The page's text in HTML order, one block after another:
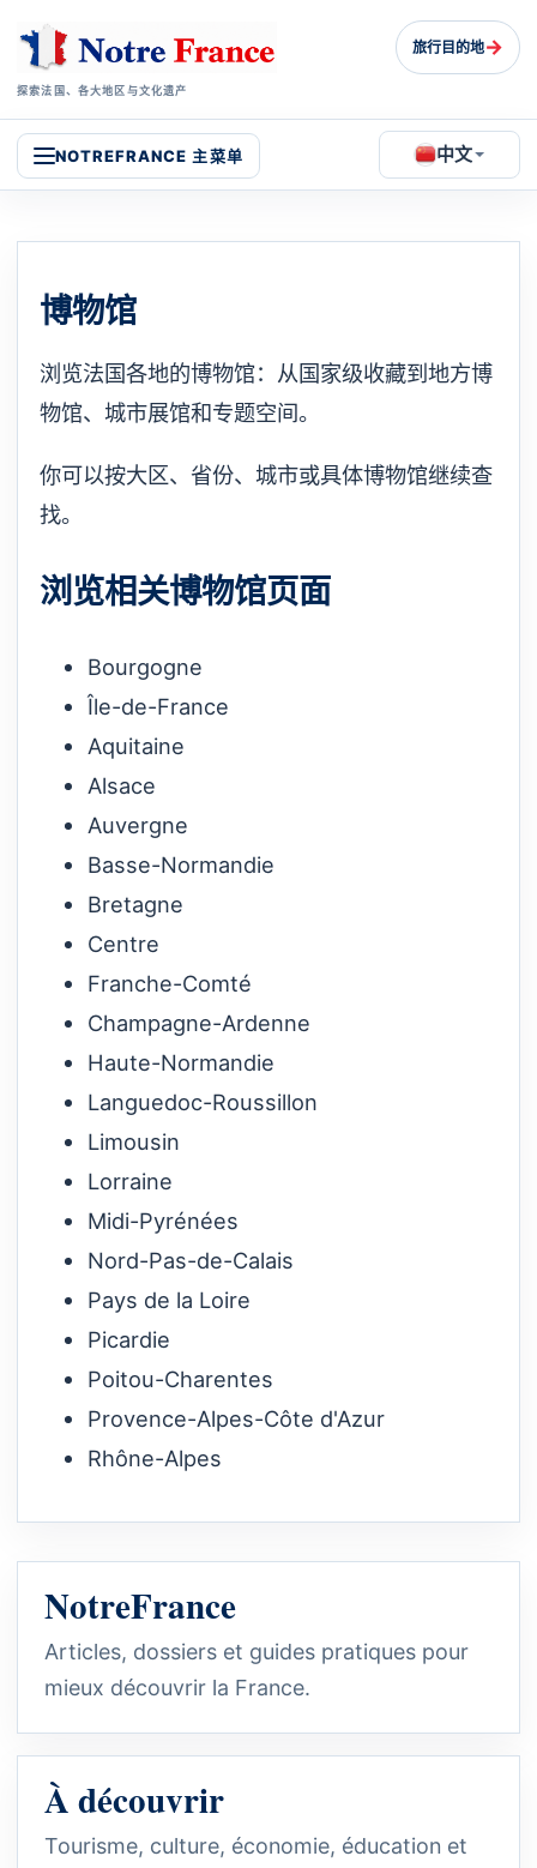
探索法国、各大地区与文化遗产
旅行目的地→
NOTREFRANCE 主菜单 中文
博物馆
浏览法国各地的博物馆：从国家级收藏到地方博
物馆、城市展馆和专题空间。
你可以按大区、省份、城市或具体博物馆继续查
找。
浏览相关博物馆页面
Bourgogne
Île-de-France
Aquitaine
Alsace
Auvergne
Basse-Normandie
Bretagne
Centre
Franche-Comté
Champagne-Ardenne
Haute-Normandie
Languedoc-Roussillon
Limousin
Lorraine
Midi-Pyrénées
Nord-Pas-de-Calais
Pays de la Loire
Picardie
Poitou-Charentes
Provence-Alpes-Côte d'Azur
Rhône-Alpes
NotreFrance
Articles, dossiers et guides pratiques pour
mieux découvrir la France.
À découvrir
Tourisme, culture, économie, éducation et